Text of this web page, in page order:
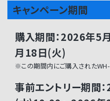
キャンペーン期間
購入期間：2026年5
月18日(火)
※この期間内にご購入された
事前エントリー期間